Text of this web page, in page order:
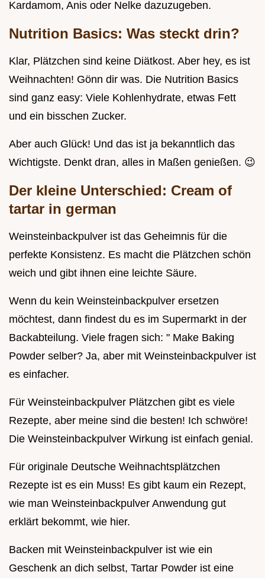
Kardamom, Anis oder Nelke dazuzugeben.
Nutrition Basics: Was steckt drin?
Klar, Plätzchen sind keine Diätkost. Aber hey, es ist
Weihnachten! Gönn dir was. Die Nutrition Basics
sind ganz easy: Viele Kohlenhydrate, etwas Fett
und ein bisschen Zucker.
Aber auch Glück! Und das ist ja bekanntlich das
Wichtigste. Denkt dran, alles in Maßen genießen. 😉
Der kleine Unterschied: Cream of
tartar in german
Weinsteinbackpulver ist das Geheimnis für die
perfekte Konsistenz. Es macht die Plätzchen schön
weich und gibt ihnen eine leichte Säure.
Wenn du kein Weinsteinbackpulver ersetzen
möchtest, dann findest du es im Supermarkt in der
Backabteilung. Viele fragen sich: " Make Baking
Powder selber? Ja, aber mit Weinsteinbackpulver ist
es einfacher.
Für Weinsteinbackpulver Plätzchen gibt es viele
Rezepte, aber meine sind die besten! Ich schwöre!
Die Weinsteinbackpulver Wirkung ist einfach genial.
Für originale Deutsche Weihnachtsplätzchen
Rezepte ist es ein Muss! Es gibt kaum ein Rezept,
wie man Weinsteinbackpulver Anwendung gut
erklärt bekommt, wie hier.
Backen mit Weinsteinbackpulver ist wie ein
Geschenk an dich selbst, Tartar Powder ist eine